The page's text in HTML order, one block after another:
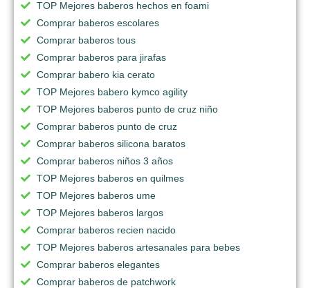
TOP Mejores baberos hechos en foami
Comprar baberos escolares
Comprar baberos tous
Comprar baberos para jirafas
Comprar babero kia cerato
TOP Mejores babero kymco agility
TOP Mejores baberos punto de cruz niño
Comprar baberos punto de cruz
Comprar baberos silicona baratos
Comprar baberos niños 3 años
TOP Mejores baberos en quilmes
TOP Mejores baberos ume
TOP Mejores baberos largos
Comprar baberos recien nacido
TOP Mejores baberos artesanales para bebes
Comprar baberos elegantes
Comprar baberos de patchwork